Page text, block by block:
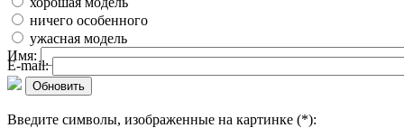
ничего особенного
ужасная модель
Имя:
E-mail:
Обновить
Введите символы, изображенные на картинке (*):